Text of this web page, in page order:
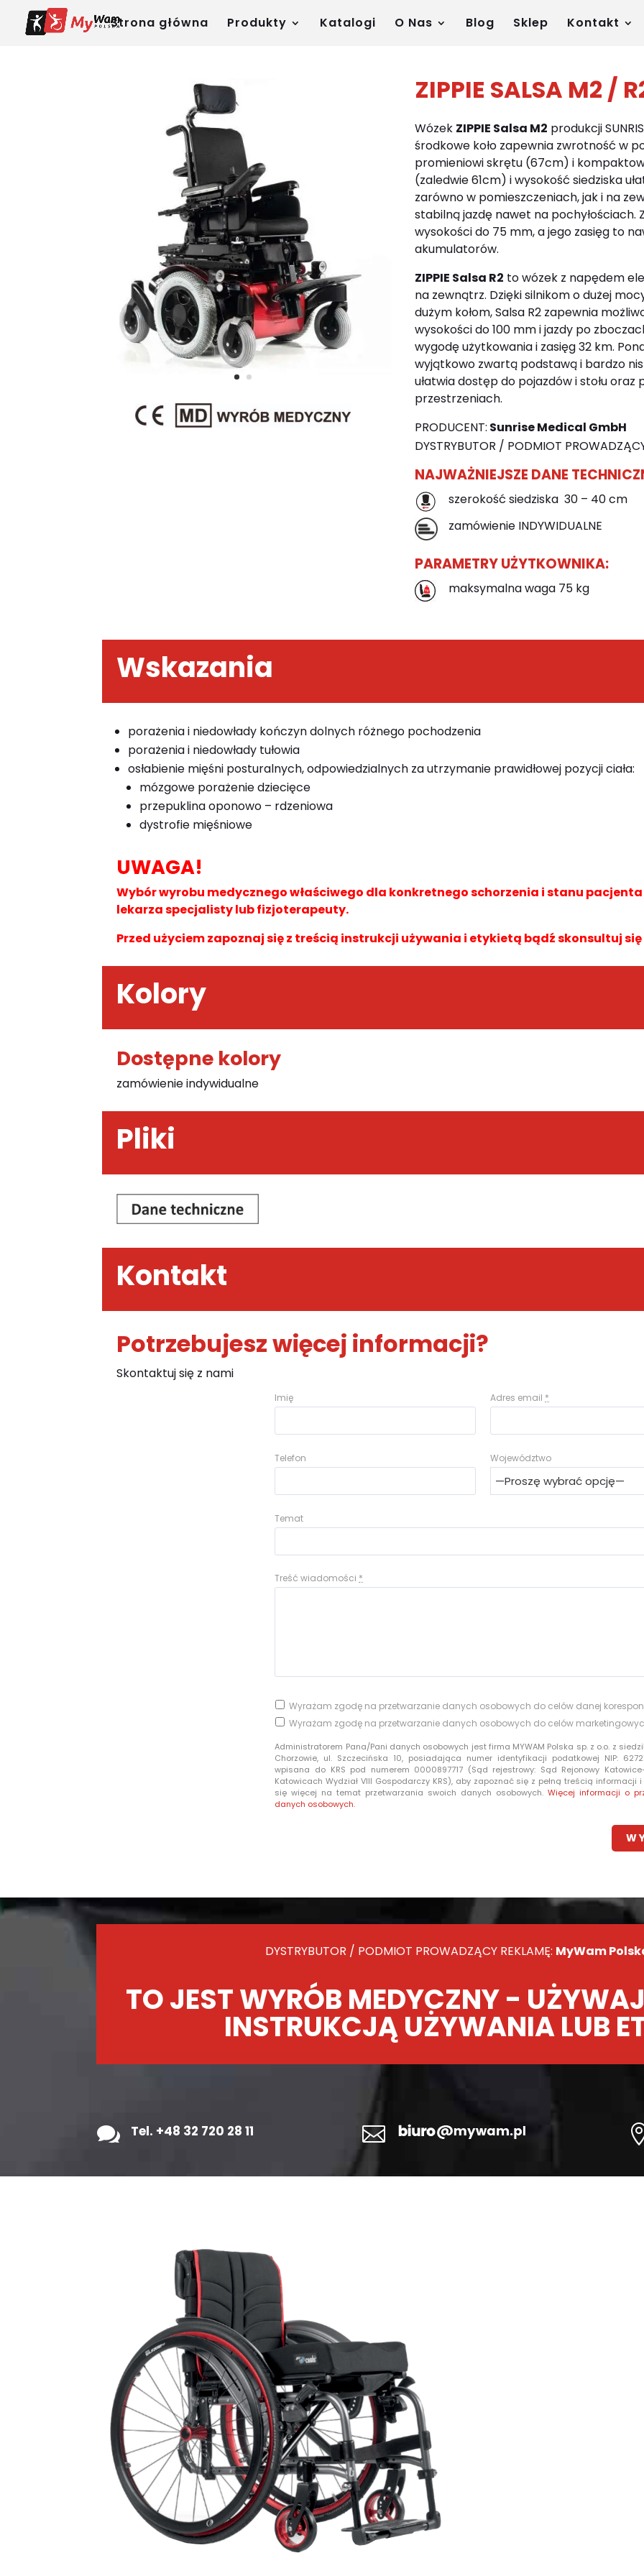
Strona główna Produkty Katalogi O Nas Blog Sklep Kontakt
ZIPPIE SALSA M2 /
Wózek ZIPPIE Salsa M2 produkcji
środkowe koło zapewnia zwrotność w
promieniowi skrętu (67cm) i
(zaledwie 61cm) i wysokość siedziska
zarówno w pomieszczeniach, jak i na
stabilną jazdę nawet na pochyłościach.
wysokości do 75 mm, a jego zasięg to
akumulatorów.
ZIPPIE Salsa R2 to wózek z napędem
na zewnątrz. Dzięki silnikomo dużej
dużym kołom, Salsa R2 zapewnia
wysokości do 100 mm i jazdy po
wygodę użytkowania i zasięg 32 km.
wyjątkowo zwartą podstawą i bardzo
ułatwia dostęp do pojazdów i stołu oraz
przestrzeniach.
PRODUCENT: Sunrise Medical GmbH
DYSTRYBUTOR / PODMIOT
NAJWAŻNIEJSZE DANE
szerokość siedziska 30 – 40 cm
zamówienie INDYWIDUALNE
PARAMETRY UŻYTKOWNIKA:
maksymalna waga 75 kg
Wskazania
porażenia i niedowłady kończyn dolnych różnego pochodzenia
porażenia i niedowłady tułowia
osłabienie mięśni posturalnych, odpowiedzialnych za utrzymanie prawidłowej pozycji ciała:
mózgowe porażenie dziecięce
przepuklina oponowo – rdzeniowa
dystrofie mięśniowe
UWAGA!
Wybór wyrobu medycznego właściwego dla konkretnego schorzenia i stanu
lekarza specjalisty lub fizjoterapeuty.
Przed użyciem zapoznaj się z treścią instrukcji używania i etykietą bądź skonsultuj
Kolory
Dostępne kolory
zamówienie indywidualne
Pliki
Kontakt
Potrzebujesz więcej informacji?
Skontaktuj się z nami
Imię Adres email *
Telefon Województwo
Temat
Treść wiadomości *
Wyrażam zgodę na przetwarzanie danych osobowych do celów danej
Wyrażam zgodę na przetwarzanie danych osobowych do celów
Administratorem Pana/Pani danych osobowych jest firma MYWAM Polska sp. z o.o. z
Chorzowie, ul. Szczecińska 10, posiadająca numer identyfikacji podatkowej NIP:
wpisana do KRS pod numerem 0000897717 (Sąd rejestrowy: Sąd Rejonowy
Katowicach Wydział VIII Gospodarczy KRS), aby zapoznać się z pełną treścią informacji
się więcej na temat przetwarzania swoich danych osobowych. Więcej informacji o
danych osobowych.
DYSTRYBUTOR / PODMIOT PROWADZĄCY REKLAMĘ: MyWam
TO JEST WYRÓB MEDYCZNY -
INSTRUKCJĄ UŻYWANIA LUB
 Tel. +48 32 720 28 11 